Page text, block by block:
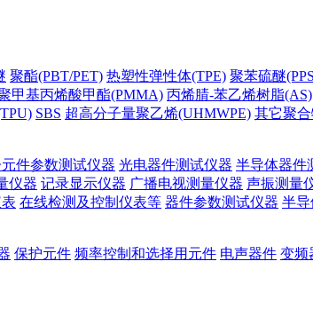
聚酯(PBT/PET) 热塑性弹性体(TPE) 聚苯硫醚
甲基丙烯酸甲酯(PMMA) 丙烯腈-苯乙烯树脂(AS)
SBS 超高分子量聚乙烯(UHMWPE) 其它聚合
件参数测试仪器 光电器件测试仪器 半导体器件
仪器 记录显示仪器 广播电视测量仪器 声振测量
在线检测及控制仪表等 器件参数测试仪器 半导
保护元件 频率控制和选择用元件 电声器件 变频